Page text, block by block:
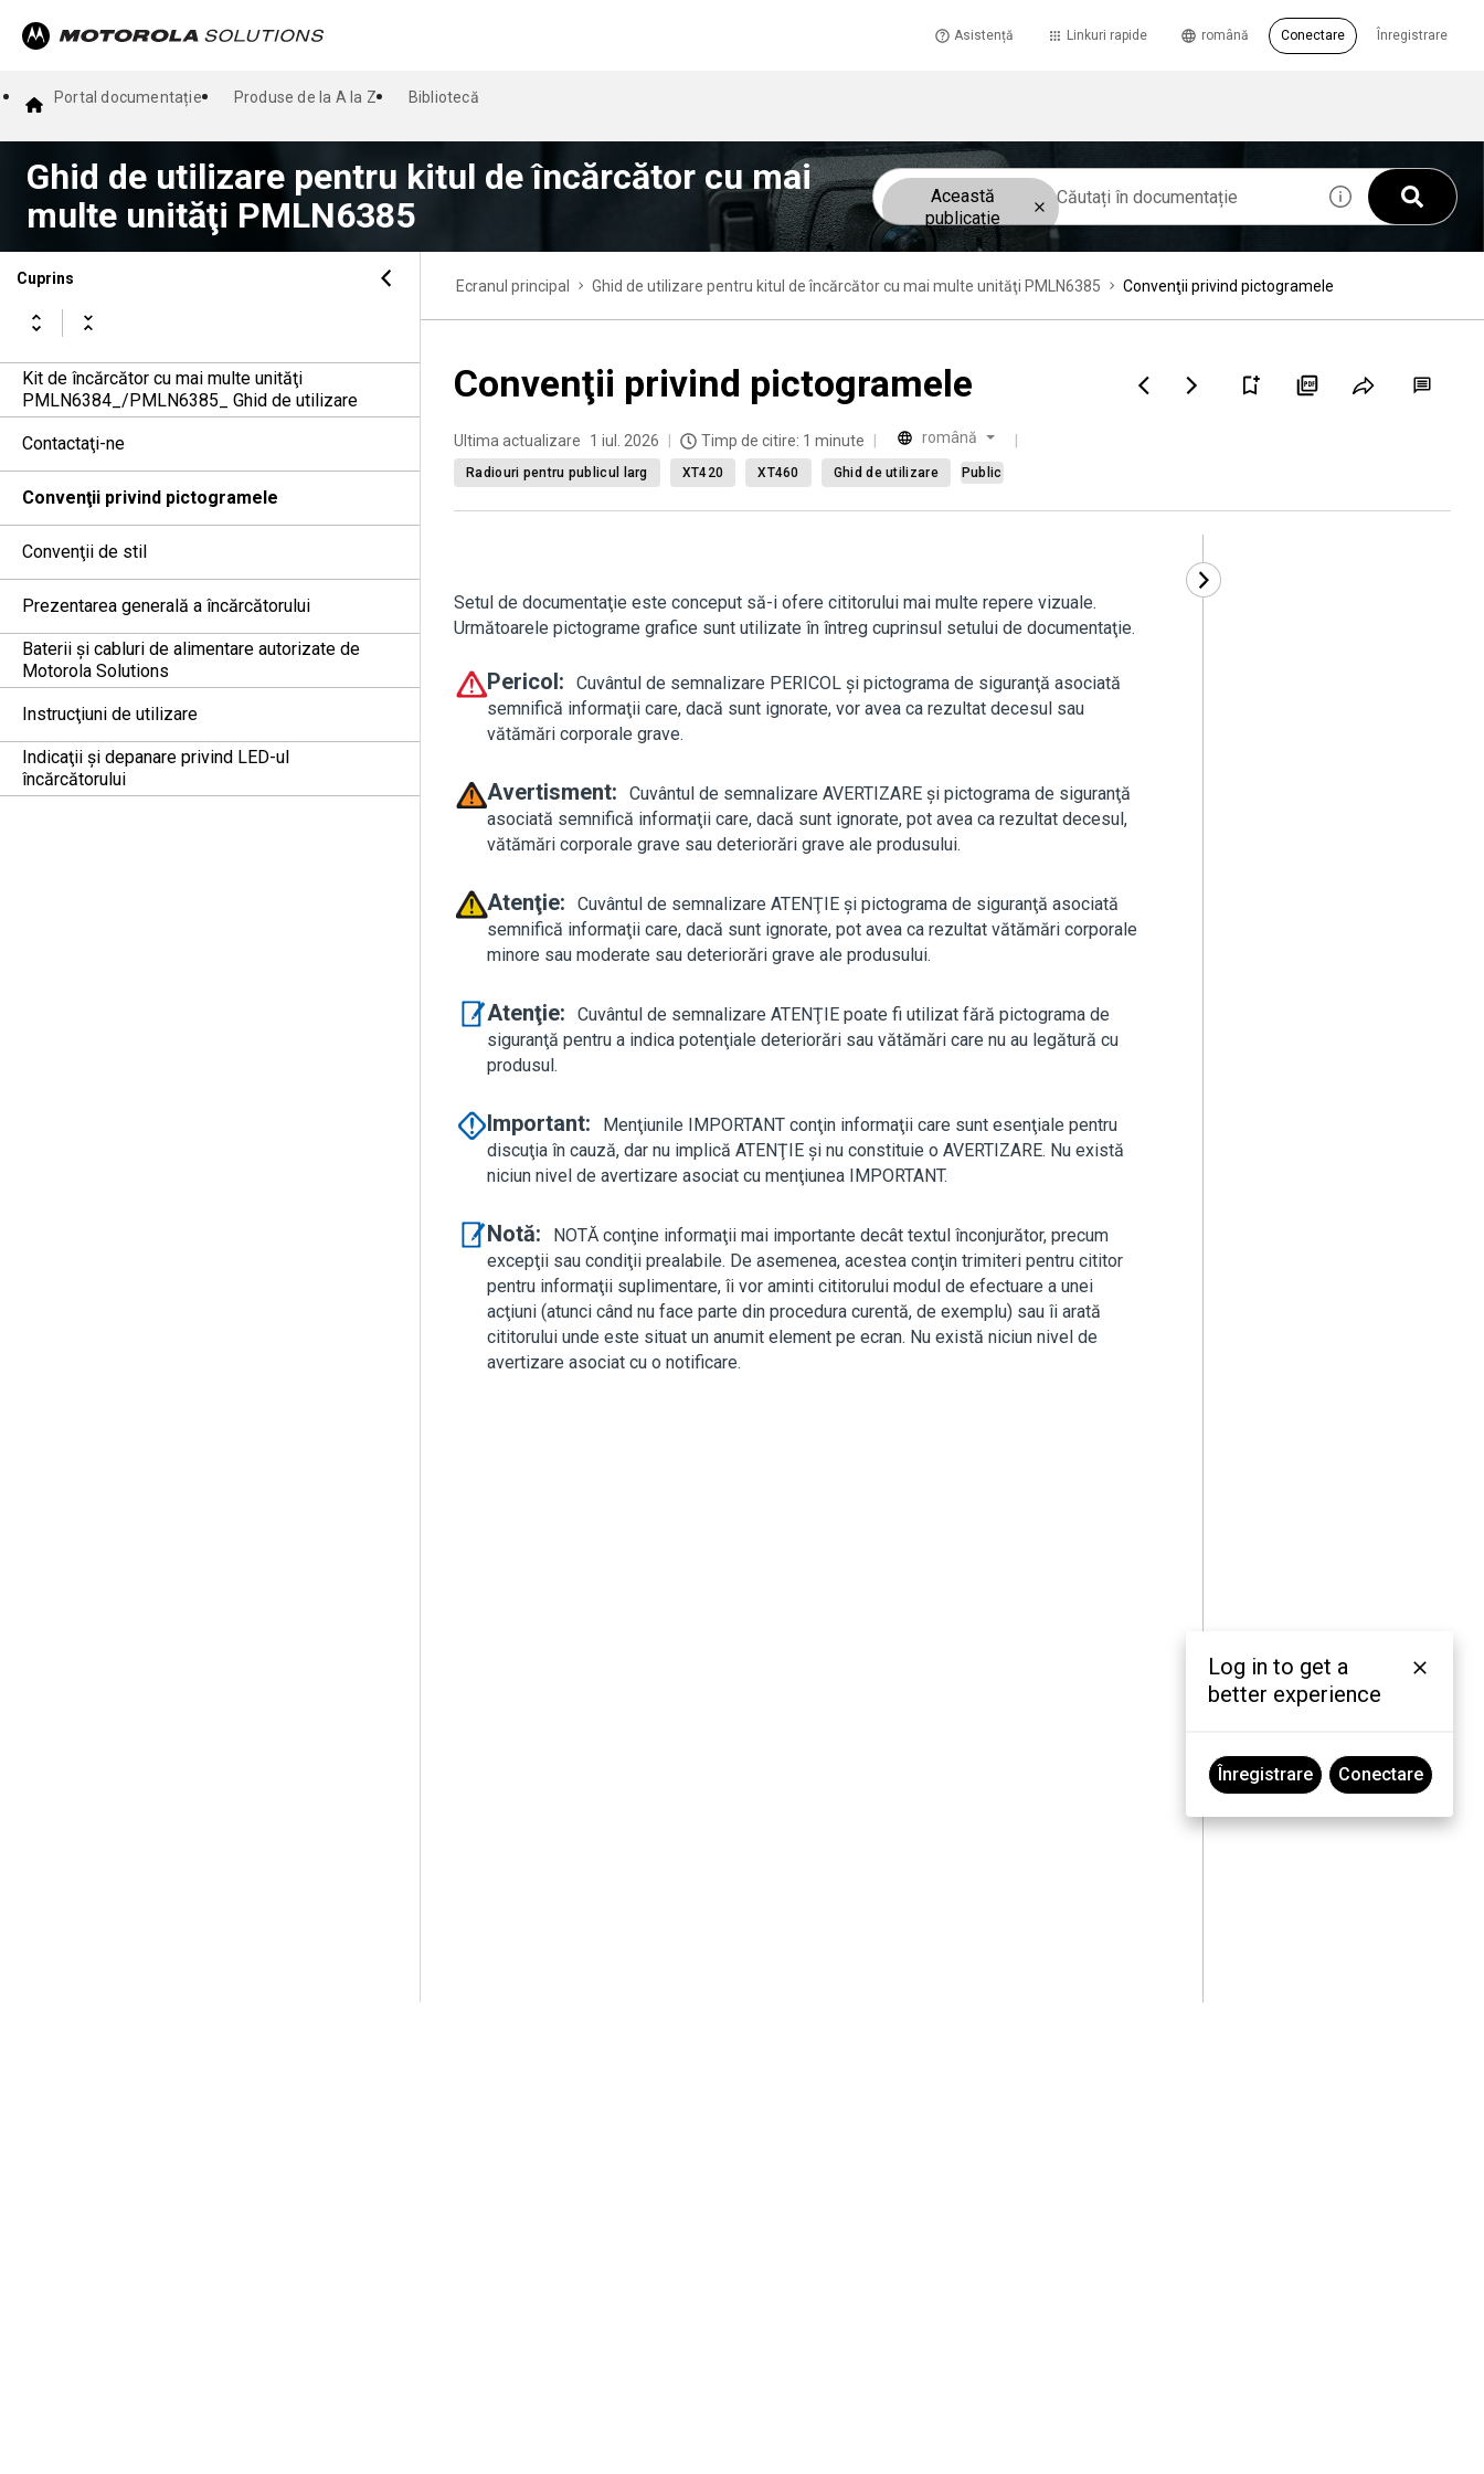
Asistență Linkuri rapide Înregistrare
română Conectare
Portal documentație Produse de la A la Z Bibliotecă
Ghid de utilizare pentru kitul de încărcător cu mai
multe unităţi PMLN6385
Această
publicație
Cuprins
Kit de încărcător cu mai multe unităţi
PMLN6384_/PMLN6385_ Ghid de utilizare
Contactaţi-ne
Convenţii privind pictogramele
Convenţii de stil
Prezentarea generală a încărcătorului
Baterii şi cabluri de alimentare autorizate de
Motorola Solutions
Instrucţiuni de utilizare
Indicaţii şi depanare privind LED-ul
încărcătorului
Ecranul principal Ghid de utilizare pentru kitul de încărcător cu mai multe unităţi PMLN6385 Convenţii privind pictogramele
Convenţii privind pictogramele
Ultima actualizare 1 iul. 2026 Timp de citire: 1 minute română
Radiouri pentru publicul larg XT420 XT460 Ghid de utilizare Public
Setul de documentaţie este conceput să-i ofere cititorului mai multe repere vizuale.
Următoarele pictograme grafice sunt utilizate în întreg cuprinsul setului de documentaţie.
Pericol:
Cuvântul de semnalizare PERICOL şi pictograma de siguranţă asociată
semnifică informaţii care, dacă sunt ignorate, vor avea ca rezultat decesul sau
vătămări corporale grave.
Avertisment:
Cuvântul de semnalizare AVERTIZARE şi pictograma de siguranţă
asociată semnifică informaţii care, dacă sunt ignorate, pot avea ca rezultat decesul,
vătămări corporale grave sau deteriorări grave ale produsului.
Atenţie:
Cuvântul de semnalizare ATENŢIE şi pictograma de siguranţă asociată
semnifică informaţii care, dacă sunt ignorate, pot avea ca rezultat vătămări corporale
minore sau moderate sau deteriorări grave ale produsului.
Atenţie:
Cuvântul de semnalizare ATENŢIE poate fi utilizat fără pictograma de
siguranţă pentru a indica potenţiale deteriorări sau vătămări care nu au legătură cu
produsul.
Important:
Menţiunile IMPORTANT conţin informaţii care sunt esenţiale pentru
discuţia în cauză, dar nu implică ATENŢIE şi nu constituie o AVERTIZARE. Nu există
niciun nivel de avertizare asociat cu menţiunea IMPORTANT.
Notă:
NOTĂ conţine informaţii mai importante decât textul înconjurător, precum
excepţii sau condiţii prealabile. De asemenea, acestea conţin trimiteri pentru cititor
pentru informaţii suplimentare, îi vor aminti cititorului modul de efectuare a unei
acţiuni (atunci când nu face parte din procedura curentă, de exemplu) sau îi arată
cititorului unde este situat un anumit element pe ecran. Nu există niciun nivel de
avertizare asociat cu o notificare.
Log in to get a
better experience
Înregistrare Conectare